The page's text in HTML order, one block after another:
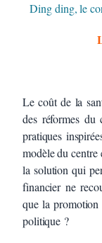
Ding ding, le
Le coût de la
des réformes du
pratiques
modèle du centre
la solution qui
financier ne
que la promotion
politique ?